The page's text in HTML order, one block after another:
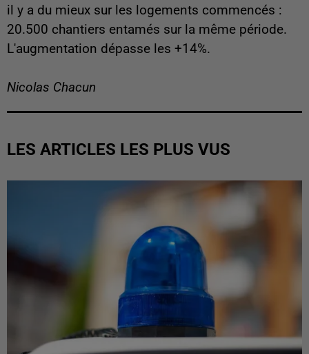
il y a du mieux sur les logements commencés :
20.500 chantiers entamés sur la même période.
L'augmentation dépasse les +14%.
Nicolas Chacun
LES ARTICLES LES PLUS VUS